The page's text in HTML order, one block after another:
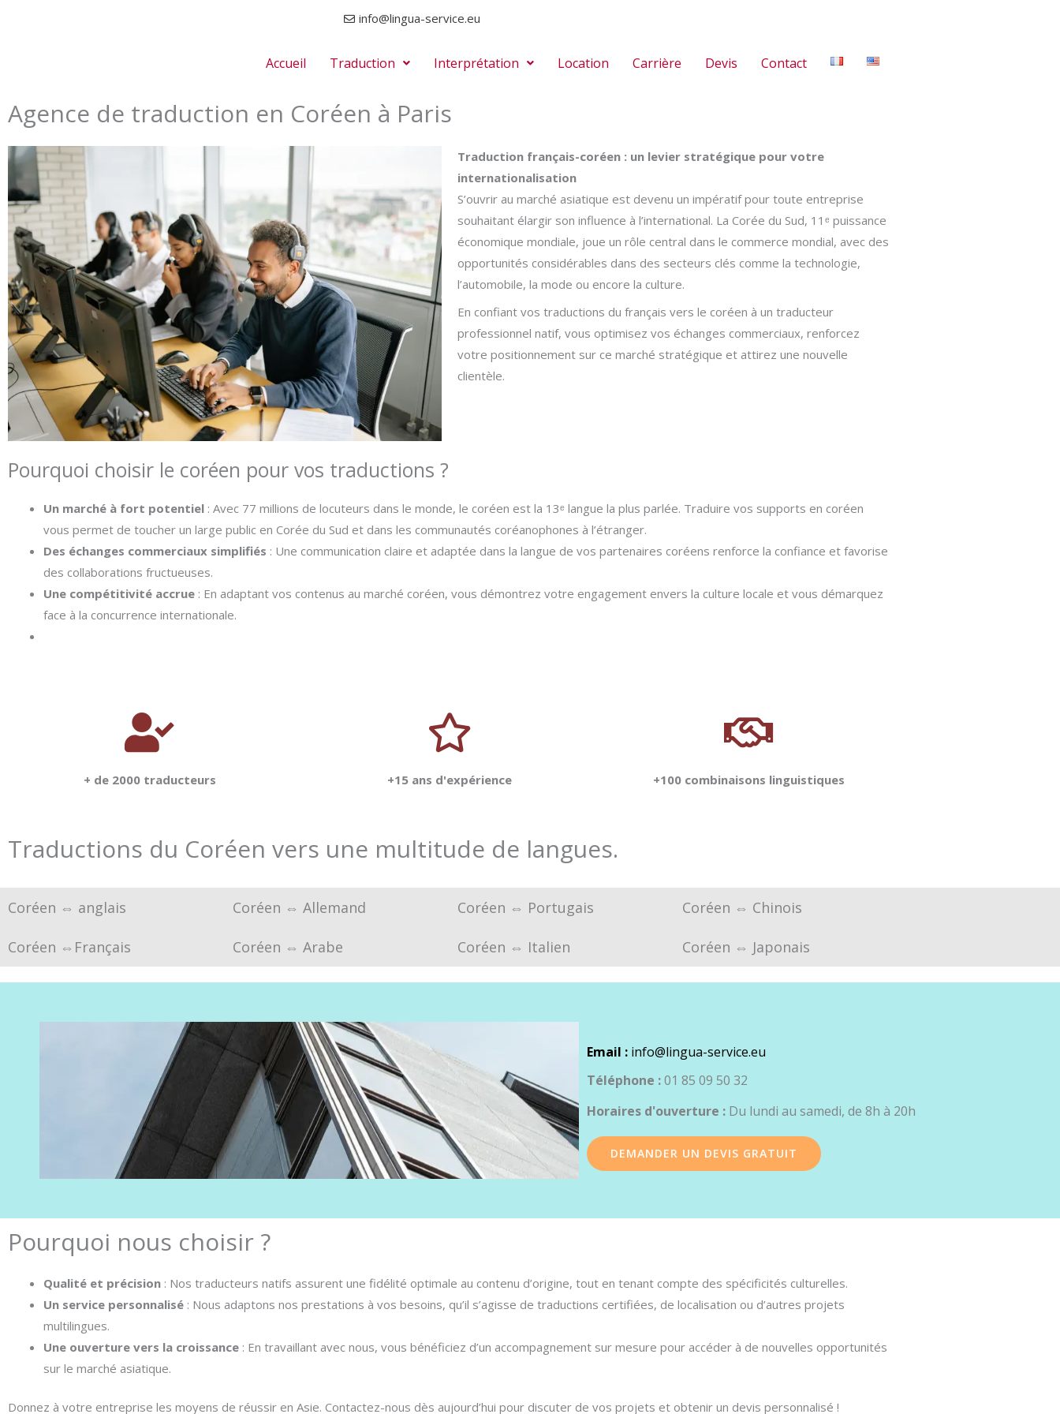
info@lingua-service.eu
Accueil Traduction Interprétation Location Carrière Devis Contact
Agence de traduction en Coréen à Paris
Traduction français-coréen : un levier stratégique pour votre
internationalisation
S’ouvrir au marché asiatique est devenu un impératif pour toute entreprise
souhaitant élargir son influence à l’international. La Corée du Sud, 11ᵉ puissance
économique mondiale, joue un rôle central dans le commerce mondial, avec des
opportunités considérables dans des secteurs clés comme la technologie,
l’automobile, la mode ou encore la culture.
En confiant vos traductions du français vers le coréen à un traducteur
professionnel natif, vous optimisez vos échanges commerciaux, renforcez
votre positionnement sur ce marché stratégique et attirez une nouvelle
clientèle.
Pourquoi choisir le coréen pour vos traductions ?
Un marché à fort potentiel : Avec 77 millions de locuteurs dans le monde, le coréen est la 13ᵉ langue la plus parlée. Traduire vos supports en coréen
vous permet de toucher un large public en Corée du Sud et dans les communautés coréanophones à l’étranger.
Des échanges commerciaux simplifiés : Une communication claire et adaptée dans la langue de vos partenaires coréens renforce la confiance et favorise
des collaborations fructueuses.
Une compétitivité accrue : En adaptant vos contenus au marché coréen, vous démontrez votre engagement envers la culture locale et vous démarquez
face à la concurrence internationale.
+ de 2000 traducteurs +15 ans d'expérience +100 combinaisons linguistiques
Traductions du Coréen vers une multitude de langues.
Coréen ⇔ anglais
Coréen ⇔Français
Coréen ⇔ Allemand
Coréen ⇔ Arabe
Coréen ⇔ Portugais
Coréen ⇔ Italien
Coréen ⇔ Chinois
Coréen ⇔ Japonais
Email : info@lingua-service.eu
Téléphone :01 85 09 50 32
Horaires d'ouverture : Du lundi au samedi, de 8h à 20h
DEMANDER UN DEVIS GRATUIT
Pourquoi nous choisir ?
Qualité et précision : Nos traducteurs natifs assurent une fidélité optimale au contenu d’origine, tout en tenant compte des spécificités culturelles.
Un service personnalisé : Nous adaptons nos prestations à vos besoins, qu’il s’agisse de traductions certifiées, de localisation ou d’autres projets
multilingues.
Une ouverture vers la croissance : En travaillant avec nous, vous bénéficiez d’un accompagnement sur mesure pour accéder à de nouvelles opportunités
sur le marché asiatique.
Donnez à votre entreprise les moyens de réussir en Asie. Contactez-nous dès aujourd’hui pour discuter de vos projets et obtenir un devis personnalisé !